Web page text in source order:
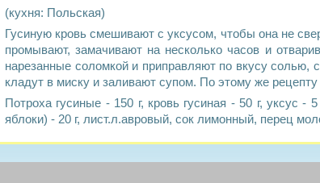
(кухня: Польская)
Гусиную кровь смешивают с уксусом, чтобы она не
промывают, замачивают на несколько часов и
нарезанные соломкой и приправляют по вкусу
кладут в миску и заливают супом. По этому же рецепту
Потроха гусиные - 150 г, кровь гусиная - 50 г, уксус
яблоки) - 20 г, лист.л.авровый, сок лимонный, перец